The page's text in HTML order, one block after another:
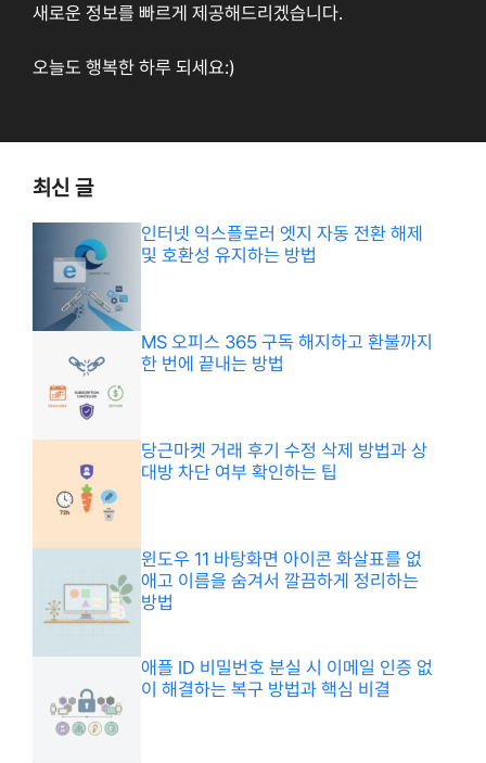
새로운 정보를 빠르게 제공해드리겠습니다.
오늘도 행복한 하루 되세요:)
최신 글
인터넷 익스플로러 엣지 자동 전환 해제
및 호환성 유지하는 방법
MS 오피스 365 구독 해지하고 환불까지
한 번에 끝내는 방법
당근마켓 거래 후기 수정 삭제 방법과 상
대방 차단 여부 확인하는 팁
윈도우 11 바탕화면 아이콘 화살표를 없
애고 이름을 숨겨서 깔끔하게 정리하는
방법
애플 ID 비밀번호 분실 시 이메일 인증 없
이 해결하는 복구 방법과 핵심 비결